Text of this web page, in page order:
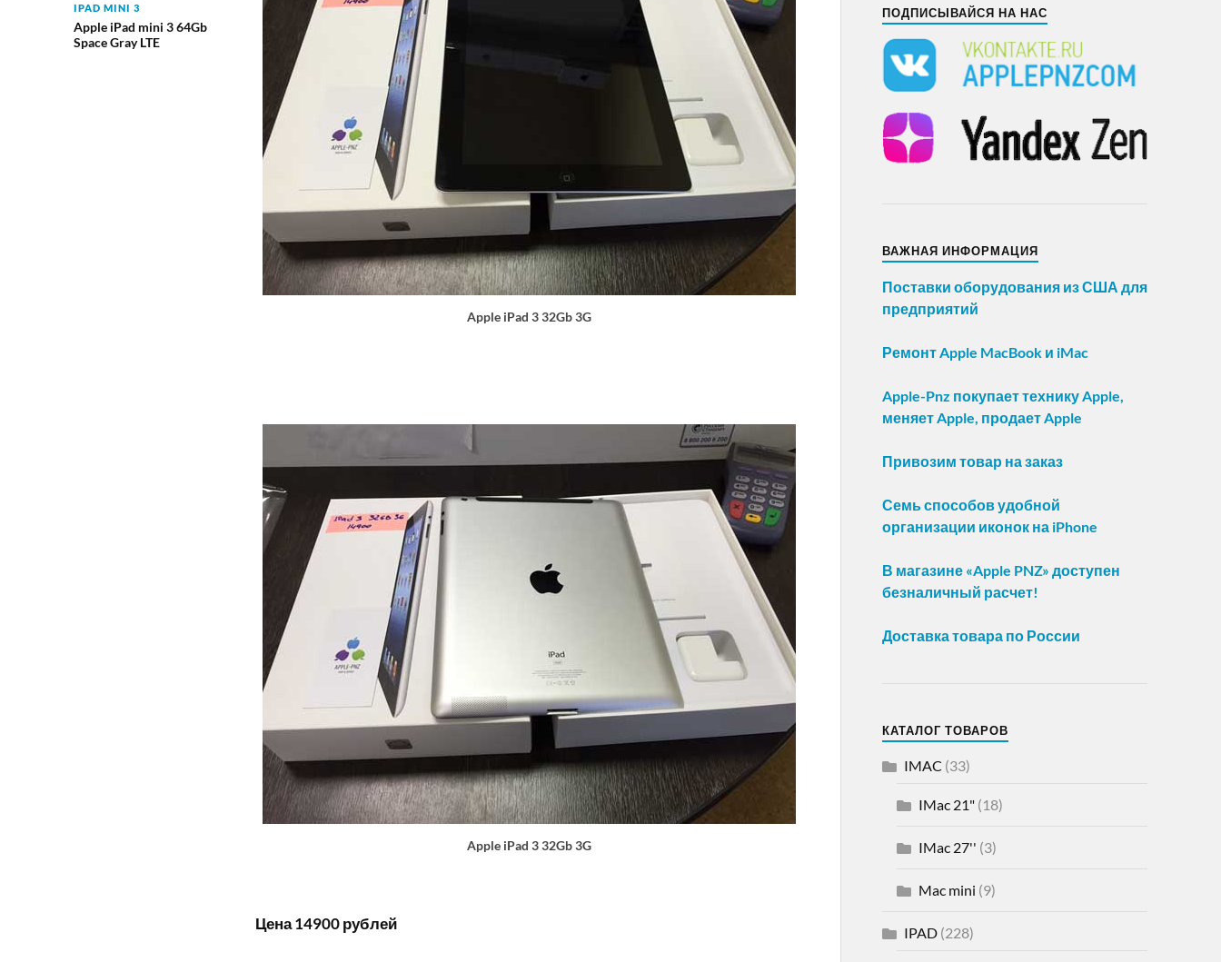
IPAD MINI 3
Apple iPad mini 3 64Gb
Space Gray LTE
Apple iPad 3 32Gb 3G
Apple iPad 3 32Gb 3G
Цена 14900 рублей
ПОДПИСЫВАЙСЯ НА НАС
ВАЖНАЯ ИНФОРМАЦИЯ
Поставки оборудования из США для
предприятий
Ремонт Apple MacBook и iMac
Apple-Pnz покупает технику Apple,
меняет Apple, продает Apple
Привозим товар на заказ
Семь способов удобной
организации иконок на iPhone
В магазине «Apple PNZ» доступен
безналичный расчет!
Доставка товара по России
КАТАЛОГ ТОВАРОВ
IMAC (33)
IMac 21"(18)
IMac 27'' (3)
Mac mini (9)
IPAD(228)